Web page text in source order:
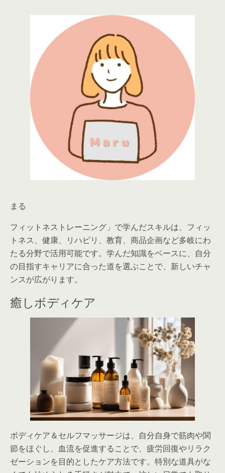
まる
フィットネストレーニング」で学んだスキルは、フィッ
トネス、健康、リハビリ、教育、商品企画など多岐にわ
たる分野で活用可能です。学んだ知識をベースに、自分
の目指すキャリアに合った道を選ぶことで、新しいチャ
ンスが広がります。
癒しボディケア
ボディケア＆セルフマッサージは、自分自身で筋肉や関
節をほぐし、血流を促進することで、疲労回復やリラク
ゼーションを目的としたケア方法です。特別な道具がな